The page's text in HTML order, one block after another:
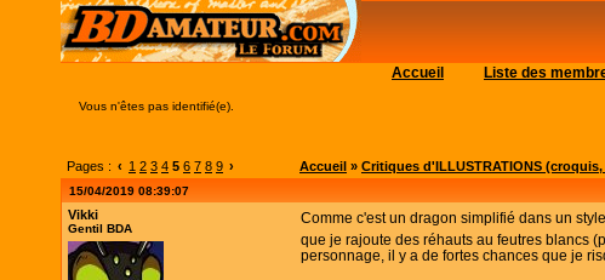
Accueil Liste des
Vous n'êtes pas identifié(e).
Pages : ‹ 1 2 3 4 5 6 7 8 9 › Accueil » Critiques d'ILLUSTRATIONS
15/04/2019 08:39:07
Vikki
Gentil BDA
Comme c'est un dragon simplifié dans un
que je rajoute des réhauts au feutres blancs
personnage, il y a de fortes chances que je